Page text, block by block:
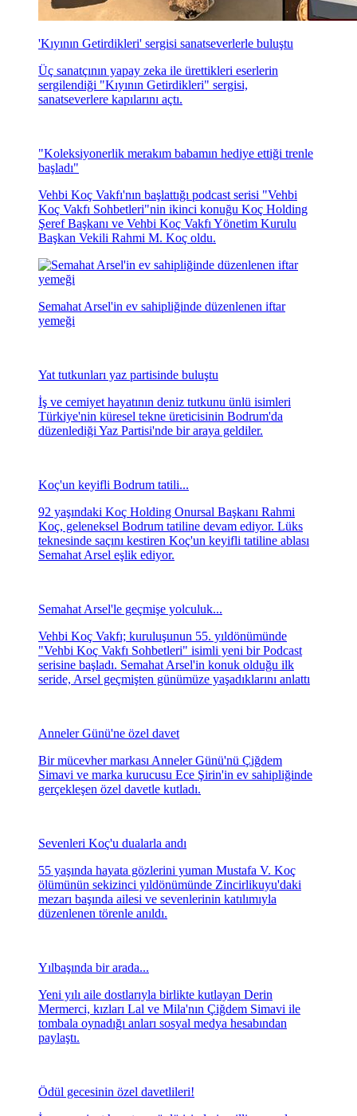
'Kıyının Getirdikleri' sergisi sanatseverlerle buluştu
Üç sanatçının yapay zeka ile ürettikleri eserlerin
sergilendiği "Kıyının Getirdikleri" sergisi,
sanatseverlere kapılarını açtı.
"Koleksiyonerlik merakım babamın hediye ettiği trenle
başladı"
Vehbi Koç Vakfı'nın başlattığı podcast serisi "Vehbi
Koç Vakfı Sohbetleri"nin ikinci konuğu Koç Holding
Şeref Başkanı ve Vehbi Koç Vakfı Yönetim Kurulu
Başkan Vekili Rahmi M. Koç oldu.
Semahat Arsel'in ev sahipliğinde düzenlenen iftar
yemeği
Yat tutkunları yaz partisinde buluştu
İş ve cemiyet hayatının deniz tutkunu ünlü isimleri
Türkiye'nin küresel tekne üreticisinin Bodrum'da
düzenlediği Yaz Partisi'nde bir araya geldiler.
Koç'un keyifli Bodrum tatili...
92 yaşındaki Koç Holding Onursal Başkanı Rahmi
Koç, geleneksel Bodrum tatiline devam ediyor. Lüks
teknesinde saçını kestiren Koç'un keyifli tatiline ablası
Semahat Arsel eşlik ediyor.
Semahat Arsel'le geçmişe yolculuk...
Vehbi Koç Vakfı; kuruluşunun 55. yıldönümünde
"Vehbi Koç Vakfı Sohbetleri" isimli yeni bir Podcast
serisine başladı. Semahat Arsel'in konuk olduğu ilk
seride, Arsel geçmişten günümüze yaşadıklarını anlattı
Anneler Günü'ne özel davet
Bir mücevher markası Anneler Günü'nü Çiğdem
Simavi ve marka kurucusu Ece Şirin'in ev sahipliğinde
gerçekleşen özel davetle kutladı.
Sevenleri Koç'u dualarla andı
55 yaşında hayata gözlerini yuman Mustafa V. Koç
ölümünün sekizinci yıldönümünde Zincirlikuyu'daki
mezarı başında ailesi ve sevenlerinin katılımıyla
düzenlenen törenle anıldı.
Yılbaşında bir arada...
Yeni yılı aile dostlarıyla birlikte kutlayan Derin
Mermerci, kızları Lal ve Mila'nın Çiğdem Simavi ile
tombala oynadığı anları sosyal medya hesabından
paylaştı.
Ödül gecesinin özel davetlileri!